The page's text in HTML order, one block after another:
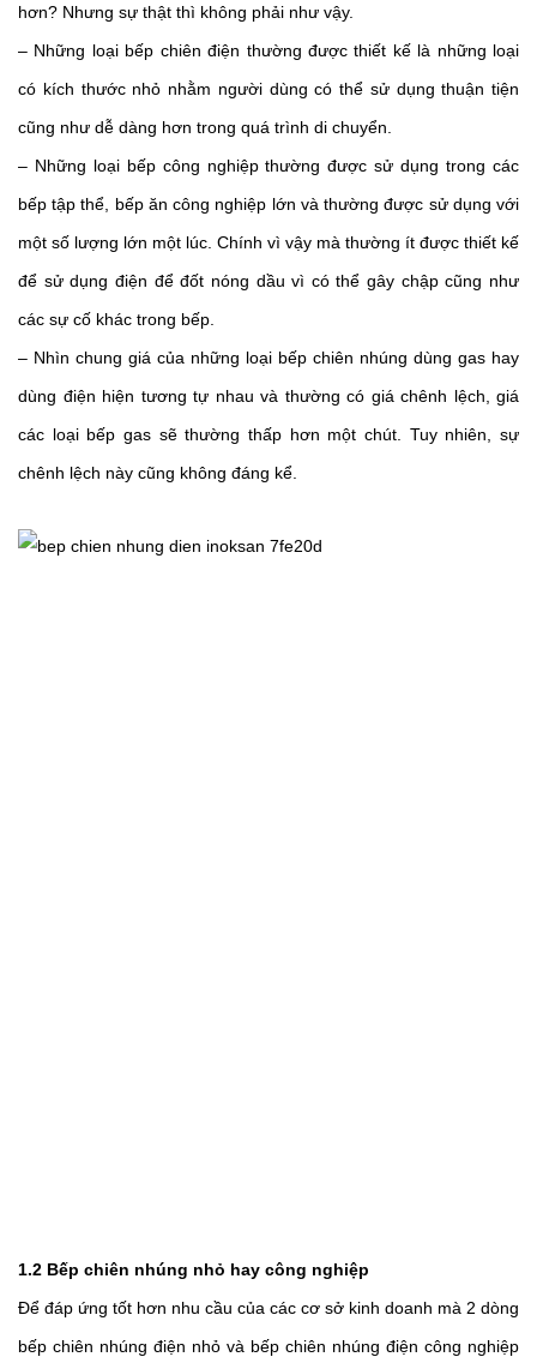
hơn? Nhưng sự thật thì không phải như vậy.
– Những loại bếp chiên điện thường được thiết kế là những loại
có kích thước nhỏ nhằm người dùng có thể sử dụng thuận tiện
cũng như dễ dàng hơn trong quá trình di chuyển.
– Những loại bếp công nghiệp thường được sử dụng trong các
bếp tập thể, bếp ăn công nghiệp lớn và thường được sử dụng với
một số lượng lớn một lúc. Chính vì vậy mà thường ít được thiết kế
để sử dụng điện để đốt nóng dầu vì có thể gây chập cũng như
các sự cố khác trong bếp.
– Nhìn chung giá của những loại bếp chiên nhúng dùng gas hay
dùng điện hiện tương tự nhau và thường có giá chênh lệch, giá
các loại bếp gas sẽ thường thấp hơn một chút. Tuy nhiên, sự
chênh lệch này cũng không đáng kể.
1.2 Bếp chiên nhúng nhỏ hay công nghiệp
Để đáp ứng tốt hơn nhu cầu của các cơ sở kinh doanh mà 2 dòng
bếp chiên nhúng điện nhỏ và bếp chiên nhúng điện công nghiệp